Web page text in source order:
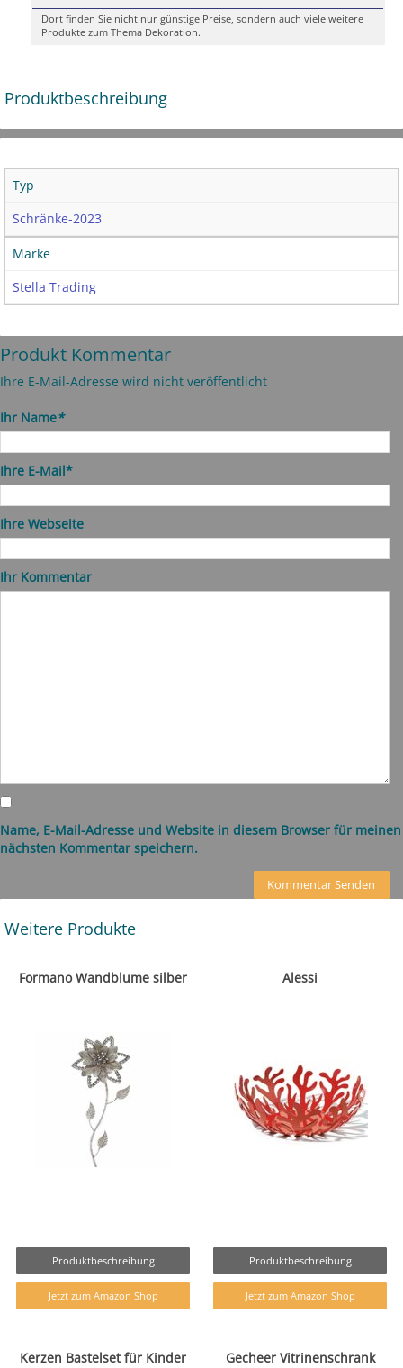
Dort finden Sie nicht nur günstige Preise, sondern auch viele weitere
Produkte zum Thema Dekoration.
Produktbeschreibung
Typ
Schränke-2023
Marke
Stella Trading
Produkt Kommentar
Ihre E-Mail-Adresse wird nicht veröffentlicht
Ihr Name*
Ihre E-Mail*
Ihre Webseite
Ihr Kommentar
Name, E-Mail-Adresse und Website in diesem Browser für meinen
nächsten Kommentar speichern.
Weitere Produkte
Formano Wandblume silber
Produktbeschreibung
Jetzt zum Amazon Shop
Alessi
Produktbeschreibung
Jetzt zum Amazon Shop
Kerzen Bastelset für Kinder Gecheer Vitrinenschrank